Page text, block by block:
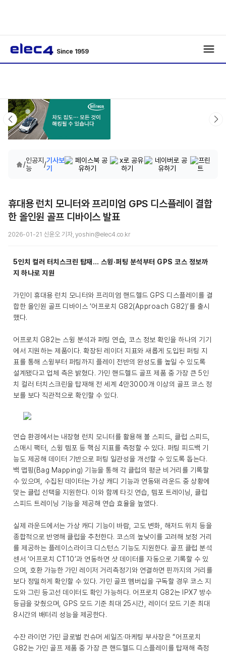
Since 1959
/인공지
능
/기사보
기
휴대용 런치 모니터와 프리미엄 GPS 디스플레이 결합
한 올인원 골프 디바이스 발표
2026-01-21 신윤오 기자, yoshin@elec4.co.kr
5인치 컬러 터치스크린 탑재… 스윙·퍼팅 분석부터 GPS 코스 정보까
지 하나로 지원
가민이 휴대용 런치 모니터와 프리미엄 핸드헬드 GPS 디스플레이를 결
합한 올인원 골프 디바이스 ‘어프로치 G82(Approach G82)’를 출시
했다.
어프로치 G82는 스윙 분석과 퍼팅 연습, 코스 정보 확인을 하나의 기기
에서 지원하는 제품이다. 확장된 레이더 지표와 새롭게 도입된 퍼팅 지
표를 통해 스윙부터 퍼팅까지 플레이 전반의 완성도를 높일 수 있도록
설계됐다고 업체 측은 밝혔다. 가민 핸드헬드 골프 제품 중 가장 큰 5인
치 컬러 터치스크린을 탑재해 전 세계 4만3000개 이상의 골프 코스 정
보를 보다 직관적으로 확인할 수 있다.
연습 환경에서는 내장형 런치 모니터를 활용해 볼 스피드, 클럽 스피드,
스매시 팩터, 스윙 템포 등 핵심 지표를 측정할 수 있다. 퍼팅 피드백 기
능도 제공해 데이터 기반으로 퍼팅 일관성을 개선할 수 있도록 돕는다.
백 맵핑(Bag Mapping) 기능을 통해 각 클럽의 평균 비거리를 기록할
수 있으며, 수집된 데이터는 가상 캐디 기능과 연동돼 라운드 중 상황에
맞는 클럽 선택을 지원한다. 이와 함께 타깃 연습, 템포 트레이닝, 클럽
스피드 트레이닝 기능을 제공해 연습 효율을 높였다.
실제 라운드에서는 가상 캐디 기능이 바람, 고도 변화, 해저드 위치 등을
종합적으로 반영해 클럽을 추천한다. 코스의 높낮이를 고려해 보정 거리
를 제공하는 플레이스라이크 디스턴스 기능도 지원한다. 골프 클럽 분석
센서 ‘어프로치 CT10’과 연동하면 샷 데이터를 자동으로 기록할 수 있
으며, 호환 가능한 가민 레이저 거리측정기와 연결하면 핀까지의 거리를
보다 정밀하게 확인할 수 있다. 가민 골프 멤버십을 구독할 경우 코스 지
도와 그린 등고선 데이터도 확인 가능하다. 어프로치 G82는 IPX7 방수
등급을 갖췄으며, GPS 모드 기준 최대 25시간, 레이더 모드 기준 최대
8시간의 배터리 성능을 제공한다.
수잔 라이먼 가민 글로벌 컨슈머 세일즈·마케팅 부사장은 “어프로치
G82는 가민 골프 제품 중 가장 큰 핸드헬드 디스플레이를 탑재해 측정